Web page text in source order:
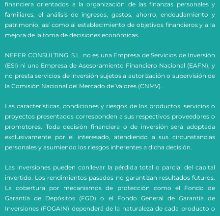
financiera orientados a la organización de las finanzas personales y
familiares, el análisis de ingresos, gastos, ahorro, endeudamiento y
patrimonio, así como al establecimiento de objetivos financieros y a la
mejora de la toma de decisiones económicas.
NEFER CONSULTING, S.L. no es una Empresa de Servicios de Inversión
(ESI) ni una Empresa de Asesoramiento Financiero Nacional (EAFN), y
no presta servicios de inversión sujetos a autorización o supervisión de
la Comisión Nacional del Mercado de Valores (CNMV).
Las características, condiciones y riesgos de los productos, servicios o
proyectos presentados corresponden a sus respectivos proveedores o
promotores. Toda decisión financiera o de inversión será adoptada
exclusivamente por el interesado, atendiendo a sus circunstancias
personales y asumiendo los riesgos inherentes a dicha decisión.
Las inversiones pueden conllevar la pérdida total o parcial del capital
invertido. Los rendimientos pasados no garantizan resultados futuros.
La cobertura por mecanismos de protección como el Fondo de
Garantía de Depósitos (FGD) o el Fondo General de Garantía de
Inversiones (FOGAIN) dependerá de la naturaleza de cada producto o